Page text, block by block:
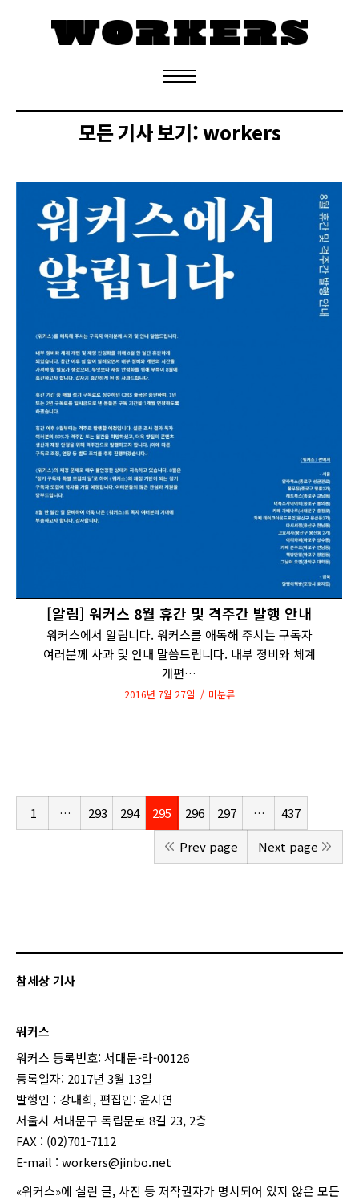
정기구독 신청
모든 기사 보기:workers
[알림] 워커스 8월 휴간 및 격주간 발행 안내
워커스에서 알립니다. 워커스를 애독해 주시는 구독자
여러분께 사과 및 안내 말씀드립니다. 내부 정비와 체계
개편…
2016년 7월 27일 미분류
1 … 293 294 295 296 297 …
437
Prev page
Next page
참세상 기사
워커스
워커스 등록번호: 서대문-라-00126
등록일자: 2017년 3월 13일
발행인 : 강내희, 편집인: 윤지연
서울시 서대문구 독립문로 8길 23, 2층
FAX : (02)701-7112
E-mail : workers@jinbo.net
«워커스»에 실린 글, 사진 등 저작권자가 명시되어 있지 않은 모든